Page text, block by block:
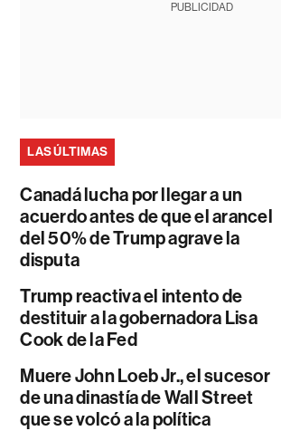
PUBLICIDAD
LAS ÚLTIMAS
Canadá lucha por llegar a un
acuerdo antes de que el arancel
del 50% de Trump agrave la
disputa
Trump reactiva el intento de
destituir a la gobernadora Lisa
Cook de la Fed
Muere John Loeb Jr., el sucesor
de una dinastía de Wall Street
que se volcó a la política